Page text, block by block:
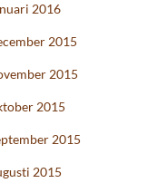
2016
2015
2015
2015
2015
2015